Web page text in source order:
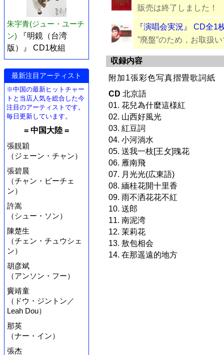
朱宇青(ジュー・ユーチ
ン)
『明鏡（台湾
版）』 CD1枚組
最新注目アーティスト
※中国の最新ヒットチャー
トと当店人気を総合した今
注目のアーティストです。
毎日更新しています。
= 中国大陸 =
張靚穎
（ジェーン・チャン）
張碧晨
（チャン・ビーチェ
ン）
許嵩
（シュー・ソン）
陳楚生
（チェン・チュウシェ
ン）
胡彦斌
（アンソン・フー）
竇靖童
（ドウ・ジントン／
Leah Dou）
那英
（ナー・イン）
張杰
販売は終了しました！
『演唱会実況』 CD全1
”廃盤”のため，お取扱
収録内容
附加1張彩色写真摺畳歌詞紙
CD 北京語
01. 花兒為什麼這様紅
02. 山西好風光
03. 紅豆詞
04. 小河淌水
05. 送我一枝[王攵]瑰花
06. 雁南飛
07. 月光光(広東語)
08. 緬桂花開十里香
09. 雨不洒花花不紅
10. 送郎
11. 南泥湾
12. 茉莉花
13. 敖包相会
14. 在那遥遠的地方